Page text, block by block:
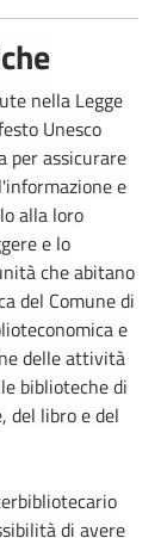
nella Legge
Unesco
per assicurare
e
alla loro
e lo
che abitano
del Comune di
e
delle attività
biblioteche di
del libro e del
di avere